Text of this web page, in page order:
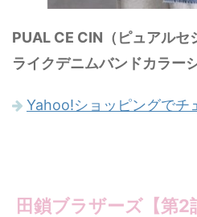
PUAL CE CIN（ピュアル
ライクデニムバンドカラー
Yahoo!ショッピングでチ
田鎖ブラザーズ【第2